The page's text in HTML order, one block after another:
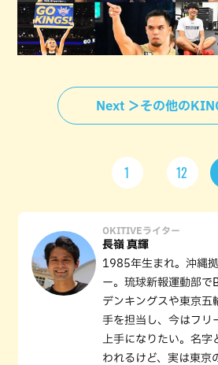
Next ＞その他の
1 12
OKITIVEライター
長嶺 真輝
1985年生まれ。沖縄
ー。琉球新報運動部で
デンキングスや東京五
手を担当し、今はフリ
上手になりたい。名
われるけど、実は東京